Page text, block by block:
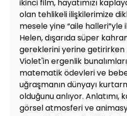
ikinci film, hayatımızı
olan tehlikeli ilişkilerimize
mesele yine “aile halleri”yle
Helen, dışarıda süper
gereklerini yerine getirirken
Violet'in ergenlik
matematik ödevleri ve
uğraşmanın dünyayı
olduğunu anlıyor. Anlatımı,
görsel atmosferi ve